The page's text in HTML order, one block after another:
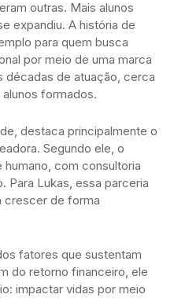
outras. Mais alunos
expandiu. A história de
para quem busca
por meio de uma marca
décadas de atuação, cerca
formados.
destaca principalmente o
Segundo ele, o
com consultoria
Para Lukas, essa parceria
crescer de forma
fatores que sustentam
do retorno financeiro, ele
impactar vidas por meio